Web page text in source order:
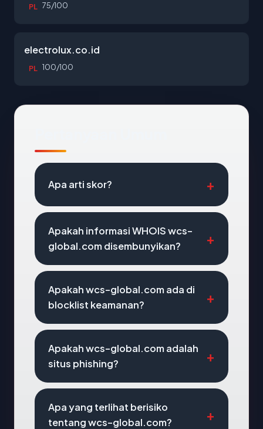
PL 75/100
electrolux.co.id
PL 100/100
Apa arti skor?
Apakah informasi WHOIS wcs-
global.com disembunyikan?
Apakah wcs-global.com ada di
blocklist keamanan?
Apakah wcs-global.com adalah
situs phishing?
Apa yang terlihat berisiko
tentang wcs-global.com?